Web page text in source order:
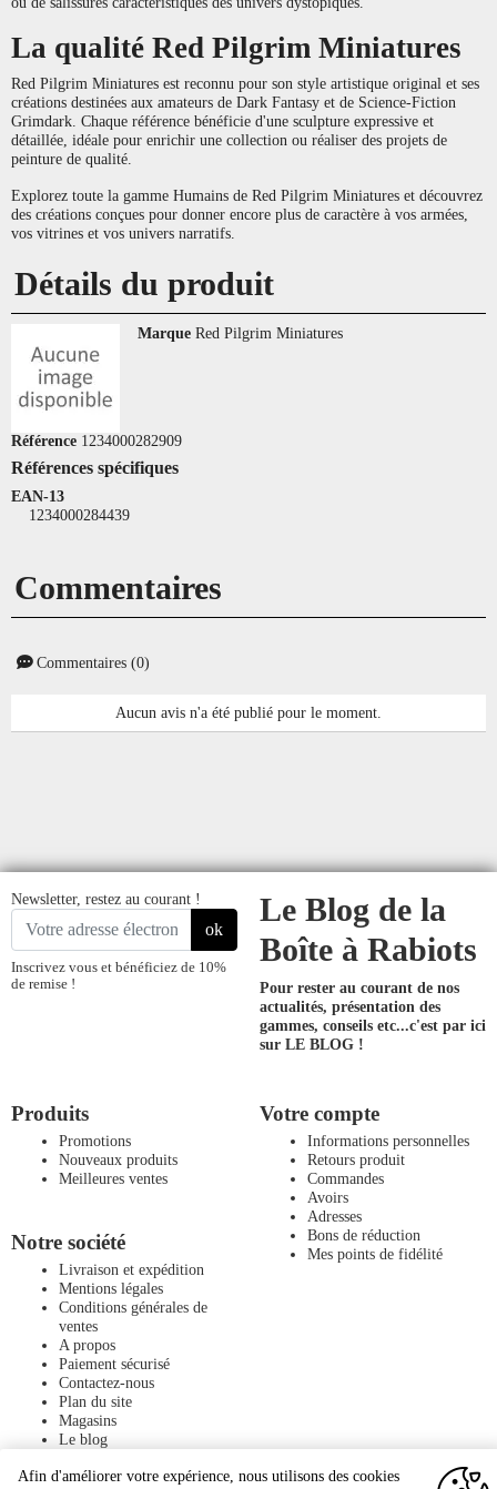
La qualité Red Pilgrim Miniatures
Red Pilgrim Miniatures est reconnu pour son style artistique original et ses
créations destinées aux amateurs de Dark Fantasy et de Science-Fiction
Grimdark. Chaque référence bénéficie d'une sculpture expressive et
détaillée, idéale pour enrichir une collection ou réaliser des projets de
peinture de qualité.
Explorez toute la gamme Humains de Red Pilgrim Miniatures et découvrez
des créations conçues pour donner encore plus de caractère à vos armées,
vos vitrines et vos univers narratifs.
Détails du produit
Marque Red Pilgrim Miniatures
Référence 1234000282909
Références spécifiques
EAN-13
1234000284439
Commentaires
Commentaires (0)
Aucun avis n'a été publié pour le moment.
Newsletter, restez au courant !
ok
Inscrivez vous et bénéficiez de 10%
de remise !
Le Blog de la
Boîte à Rabiots
Pour rester au courant de nos
actualités, présentation des
gammes, conseils etc...c'est par ici
sur LE BLOG !
Produits
Promotions
Nouveaux produits
Meilleures ventes
Notre société
Livraison et expédition
Mentions légales
Conditions générales de
ventes
A propos
Paiement sécurisé
Contactez-nous
Plan du site
Magasins
Le blog
Votre compte
Informations personnelles
Retours produit
Commandes
Avoirs
Adresses
Bons de réduction
Mes points de fidélité
Afin d'améliorer votre expérience, nous utilisons des cookies